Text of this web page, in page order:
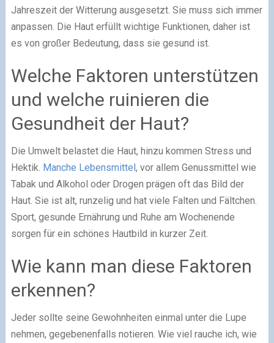
Jahreszeit der Witterung ausgesetzt. Sie muss sich immer
anpassen. Die Haut erfüllt wichtige Funktionen, daher ist
es von großer Bedeutung, dass sie gesund ist.
Welche Faktoren unterstützen
und welche ruinieren die
Gesundheit der Haut?
Die Umwelt belastet die Haut, hinzu kommen Stress und
Hektik. Manche Lebensmittel, vor allem Genussmittel wie
Tabak und Alkohol oder Drogen prägen oft das Bild der
Haut. Sie ist alt, runzelig und hat viele Falten und Fältchen.
Sport, gesunde Ernährung und Ruhe am Wochenende
sorgen für ein schönes Hautbild in kurzer Zeit.
Wie kann man diese Faktoren
erkennen?
Jeder sollte seine Gewohnheiten einmal unter die Lupe
nehmen, gegebenenfalls notieren. Wie viel rauche ich, wie